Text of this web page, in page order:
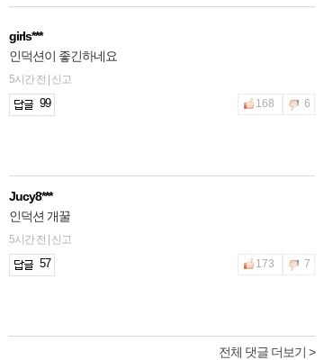
girls***
인덕션이 좋긴하네요
5시간 전 | 신고
99 168 6
Jucy8***
인덕션 개꿀
5시간 전 | 신고
57 173 7
전체 댓글 더보기 >